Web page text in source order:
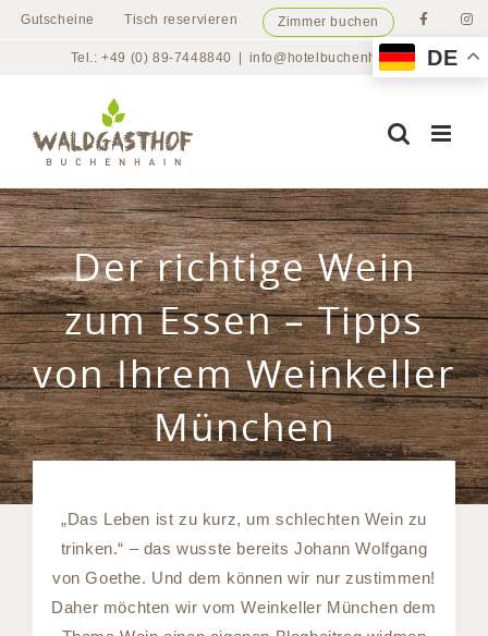
ZumGutscheine Tisch reservieren Zimmer buchen
Tel.: +49 (0) 89-7448840 info@hotelbuchenhain.de
Der richtige Wein
zum Essen – Tipps
von Ihrem Weinkeller
München
„Das Leben ist zu kurz, um schlechten Wein zu
trinken.“ – das wusste bereits Johann Wolfgang
von Goethe. Und dem können wir nur zustimmen!
Daher möchten wir vom Weinkeller München dem
DE